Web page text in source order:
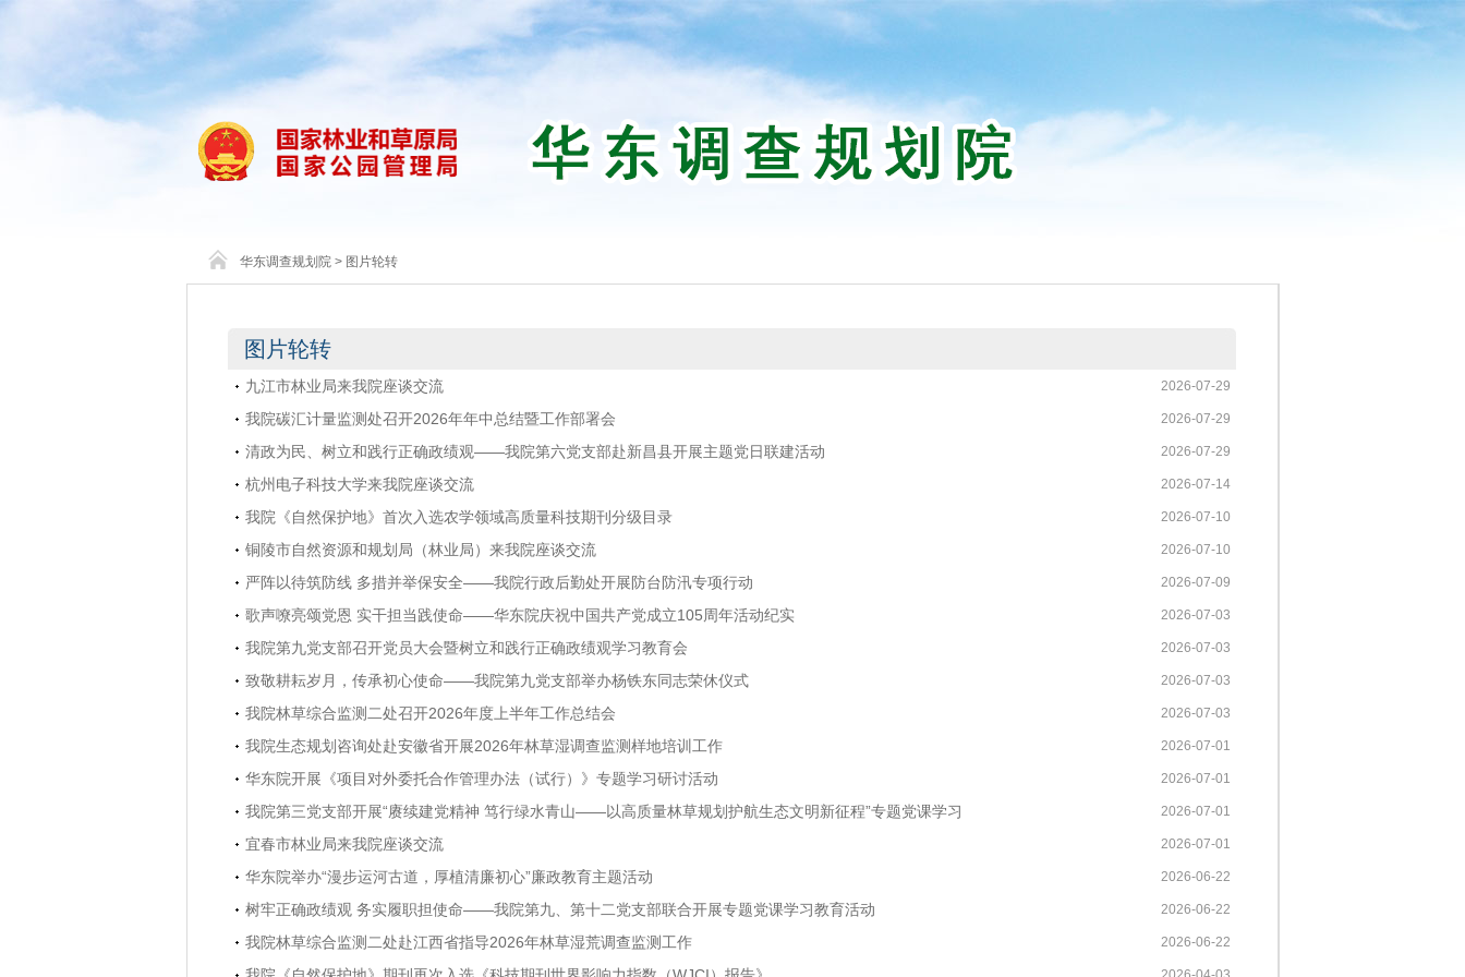
华东调查规划院 > 图片轮转
图片轮转
九江市林业局来我院座谈交流 2026-07-29
我院碳汇计量监测处召开2026年年中总结暨工作部署会 2026-07-29
清政为民、树立和践行正确政绩观——我院第六党支部赴新昌县开展主题党日联建活动 2026-07-29
杭州电子科技大学来我院座谈交流 2026-07-14
我院《自然保护地》首次入选农学领域高质量科技期刊分级目录 2026-07-10
铜陵市自然资源和规划局（林业局）来我院座谈交流 2026-07-10
严阵以待筑防线 多措并举保安全——我院行政后勤处开展防台防汛专项行动 2026-07-09
歌声嘹亮颂党恩 实干担当践使命——华东院庆祝中国共产党成立105周年活动纪实 2026-07-03
我院第九党支部召开党员大会暨树立和践行正确政绩观学习教育会 2026-07-03
致敬耕耘岁月，传承初心使命——我院第九党支部举办杨铁东同志荣休仪式 2026-07-03
我院林草综合监测二处召开2026年度上半年工作总结会 2026-07-03
我院生态规划咨询处赴安徽省开展2026年林草湿调查监测样地培训工作 2026-07-01
华东院开展《项目对外委托合作管理办法（试行）》专题学习研讨活动 2026-07-01
我院第三党支部开展“赓续建党精神 笃行绿水青山——以高质量林草规划护航生态文明新征程”专题党课学习 2026-07-01
宜春市林业局来我院座谈交流 2026-07-01
华东院举办“漫步运河古道，厚植清廉初心”廉政教育主题活动 2026-06-22
树牢正确政绩观 务实履职担使命——我院第九、第十二党支部联合开展专题党课学习教育活动 2026-06-22
我院林草综合监测二处赴江西省指导2026年林草湿荒调查监测工作 2026-06-22